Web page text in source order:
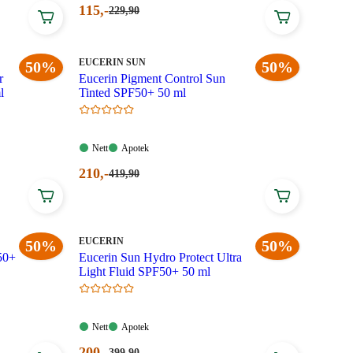
Nåværende
kroner.
115,-Førpris:
229,90
50% 50%
MERKE:
EUCERIN SUN
Eucerin Pigment Control Sun
Tinted SPF50+ 50 ml
Nett:
Nett
Apotek:
Apotek
Nåværende
210,-Førpris:
419,90
50% 50%
MERKE:
EUCERIN
Eucerin Sun Hydro Protect Ultra
Light Fluid SPF50+ 50 ml
Nett:
Nett
Apotek:
Apotek